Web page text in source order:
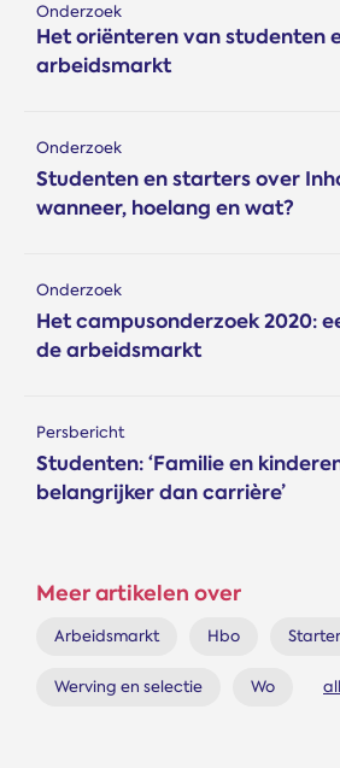
Onderzoek
Het oriënteren van studenten
arbeidsmarkt
Onderzoek
Studenten en starters over
wanneer, hoelang en wat?
Onderzoek
Het campusonderzoek 2020:
de arbeidsmarkt
Persbericht
Studenten: ‘Familie en
belangrijker dan carrière’
Meer artikelen over
Arbeidsmarkt Hbo
Werving en selectie Wo